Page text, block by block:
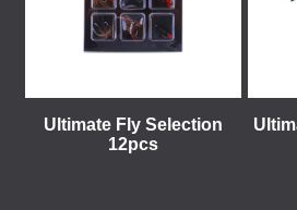
Ultimate Fly Selection
12pcs